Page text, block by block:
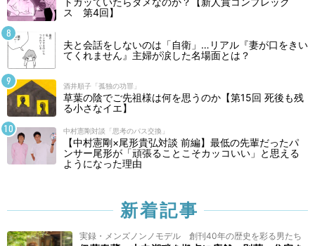
ス 第4回】
夫と会話をしないのは「自衛」…リアル『妻が口をきい
てくれません』主婦が涙した名場面とは？
酒井順子「孤独の功罪」
草葉の陰でご先祖様は何を思うのか【第15回 死後も残
る小さなイエ】
中村憲剛対談「思考のパス交換」
【中村憲剛×尾形貴弘対談 前編】最低の先輩だったパ
ンサー尾形が「頑張ることこそカッコいい」と思える
ようになった理由
新着記事
実録・メンズノンノモデル 創刊40年の歴史を彩る男たち